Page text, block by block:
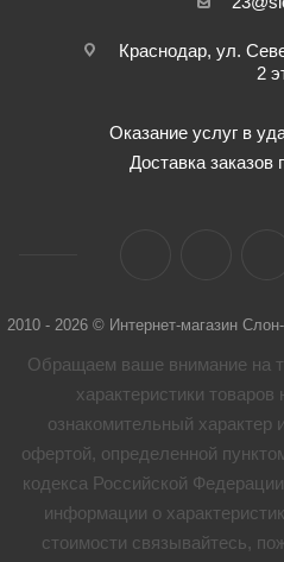
Краснодар, ул.
2
Оказание услуг в
Доставка заказов
2010 - 2026 © Интернет-магазин
Обращаем ваше внимание на
характеристики
ознакомительный характер
офертой, определенной
кодекса Российской
информации о
стоимости связывайтесь,